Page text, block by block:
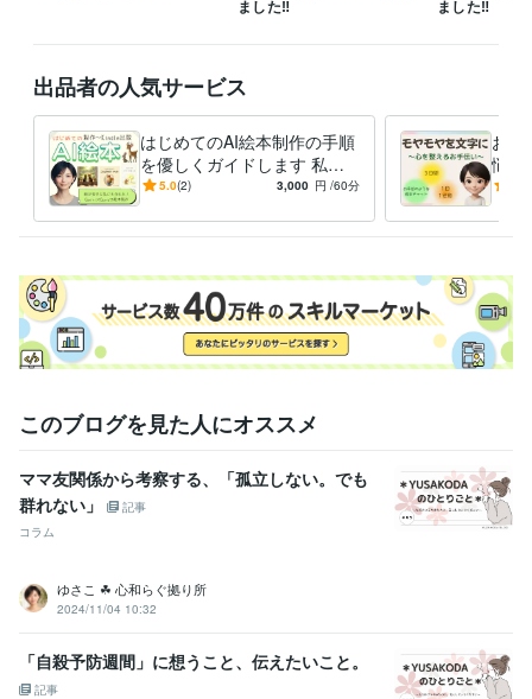
事務・ビジネスサポート / 事務（一般事務）
職歴
自動車メーカー系 商社 1992年3月 ~ 1996年12月
セレクトショップ〜婦人服売り場 1997年1月 ~ 2004年8月
某・物流会社 2006年5月 ~ 2007年10月
全国展開の雑貨店本社 2013年3月 ~ 2019年6月
＊おまけ＊場末のスナック 1997年12月 ~ 1999年12月
受賞歴
ndle出版 『しなやかさ～心を緩める小さなヒント～』Kindle出版 絵
本『きつねのステップ』Kindle出版
絵本『ルナとコタのおうち』Kin
dle出版
絵本『リスのコロンとことばのおくりもの』Kindle出版
絵
本『トゲトゲのなかみ』Kindle出版
上級心理カウンセラー 取得年 : 2022年
メンタル心理カウンセラー 取得年 : 2022年
得意分野
悩み相談・カウンセリング
☘️モラハラ・カ
サンドラ症候群のお悩み
☘️人間関係のお
カサンドラ症候群
人間関係の悩み
オンラインレッスン・習い事
✍️思考の整理・納得解を見つける ❣️キーワードは『しなやかさ』
ココナラ ミニコンサル 初心者向け 楽しくココナラ
しなやかさ
思考の柔軟性
ました‼︎
ました‼
出品者の人気サービス
はじめてのAI絵本制作の手順
を優しくガイドします 私に
も出来た！絵やAIが苦手で
5.0(2) 3,000 円 /60分
お手
悩み
人間
☆
このブログを見た人にオススメ
ママ友関係から考察する、「孤立しない。でも
群れない」
記事
コラム
ゆさこ ☘ 心和らぐ拠り所
2024/11/04 10:32
「自殺予防週間」に想うこと、伝えたいこと。
記事